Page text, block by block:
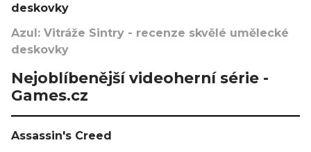
deskovky
Azul: Vitráže Sintry - recenze skvělé umělecké
deskovky
Nejoblíbenější videoherní série -
Games.cz
Assassin's Creed